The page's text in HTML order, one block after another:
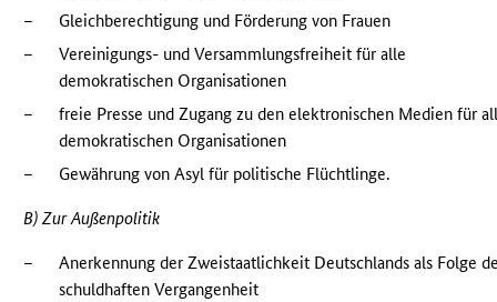
–
Gleichberechtigung und Förderung von Frauen
–
Vereinigungs- und Versammlungsfreiheit für alle
demokratischen Organisationen
–
freie Presse und Zugang zu den elektronischen Medien für
demokratischen Organisationen
–
Gewährung von Asyl für politische Flüchtlinge.
B) Zur Außenpolitik
–
Anerkennung der Zweistaatlichkeit Deutschlands als Folge
schuldhaften Vergangenheit